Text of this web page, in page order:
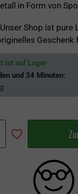
in Form von
Shop ist pure
Geschenk
ist auf Lager
und 34 Minuten: